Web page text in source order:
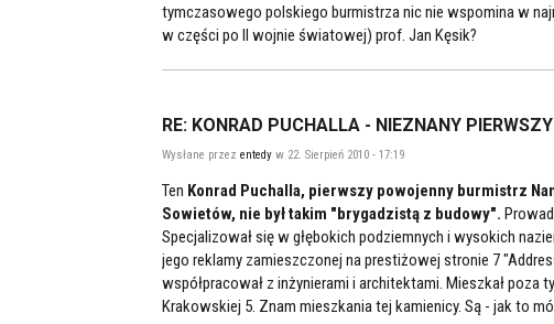
tymczasowego polskiego burmistrza nic nie wspomina w
w części po II wojnie światowej) prof. Jan Kęsik?
RE: KONRAD PUCHALLA - NIEZNANY
Wysłane przez entedy w 22. Sierpień 2010 - 17:19
Ten Konrad Puchalla, pierwszy powojenny burmistrz
Sowietów, nie był takim "brygadzistą z budowy".
Specjalizował się w głębokich podziemnych i wysokich
jego reklamy zamieszczonej na prestiżowej stronie 7
współpracował z inżynierami i architektami. Mieszkał poza
Krakowskiej 5. Znam mieszkania tej kamienicy. Są - jak to